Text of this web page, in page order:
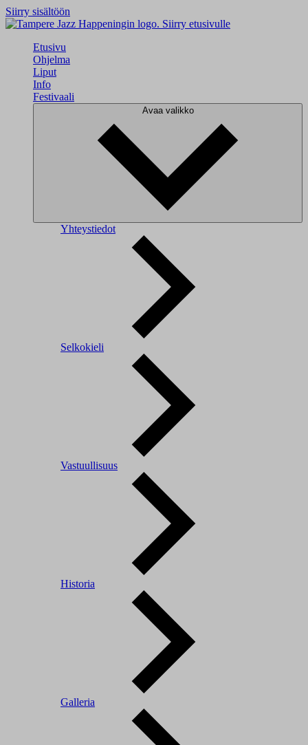
Siirry sisältöön
Siirry etusivulle
Etusivu
Ohjelma
Liput
Info
Festivaali
Avaa valikko
Yhteystiedot
Selkokieli
Vastuullisuus
Historia
Galleria